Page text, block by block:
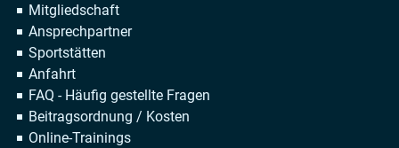
Navigation
überspringen
Mitgliedschaft
Ansprechpartner
Sportstätten
Anfahrt
FAQ - Häufig gestellte Fragen
Beitragsordnung / Kosten
Online-Trainings